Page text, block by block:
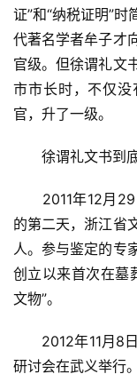
首
页
艺
讯
证”和“纳税证明”
代著名学者牟子才
官级。但徐谓礼文
市市长时，不仅没
官，升了一级。
徐谓礼文书到底
2011年12月29
的第二天，浙江省
人。参与鉴定的专
创立以来首次在墓
文物”。
2012年11月8日
研讨会在武义举行